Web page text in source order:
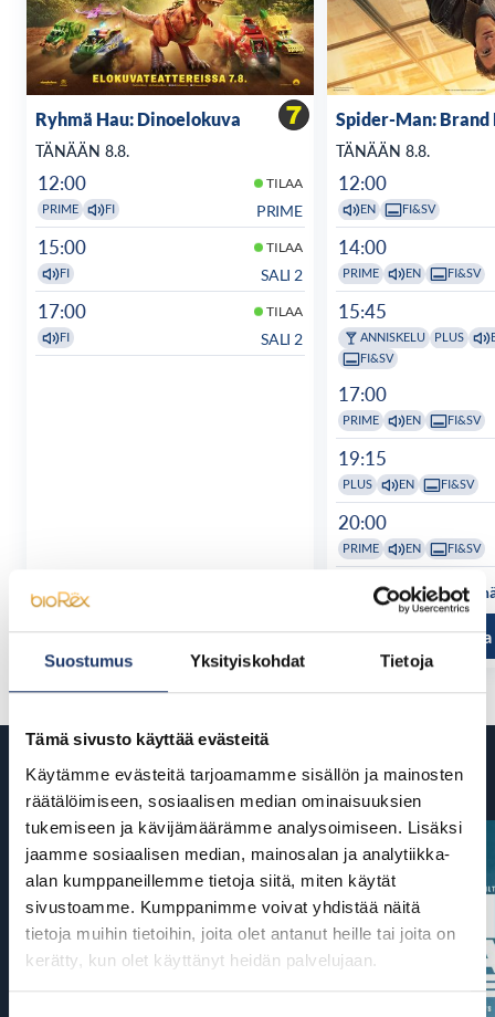
Suostumus Yksityiskohdat Tietoja
Tämä sivusto käyttää evästeitä
Käytämme evästeitä tarjoamamme sisällön ja mainosten
räätälöimiseen, sosiaalisen median ominaisuuksien
tukemiseen ja kävijämäärämme analysoimiseen. Lisäksi
jaamme sosiaalisen median, mainosalan ja analytiikka-
alan kumppaneillemme tietoja siitä, miten käytät
sivustoamme. Kumppanimme voivat yhdistää näitä
tietoja muihin tietoihin, joita olet antanut heille tai joita on
kerätty, kun olet käyttänyt heidän palvelujaan.
Ryhmä Hau: Dinoelokuva
TÄNÄÄN 8.8.
12:00 TILAA
PRIME FI PRIME
15:00 TILAA
FI SALI 2
17:00 TILAA
FI SALI 2
Tutustu ja osta
Spider-Man: Brand
TÄNÄÄN 8.8.
12:00
EN FI&SV
14:00
PRIME EN FI&SV
15:45
ANNISKELU PLUS
FI&SV
17:00
PRIME EN FI&SV
19:15
PLUS EN FI&SV
20:00
PRIME EN FI&SV
Katso kaikki
Tutustu ja
Tulossa